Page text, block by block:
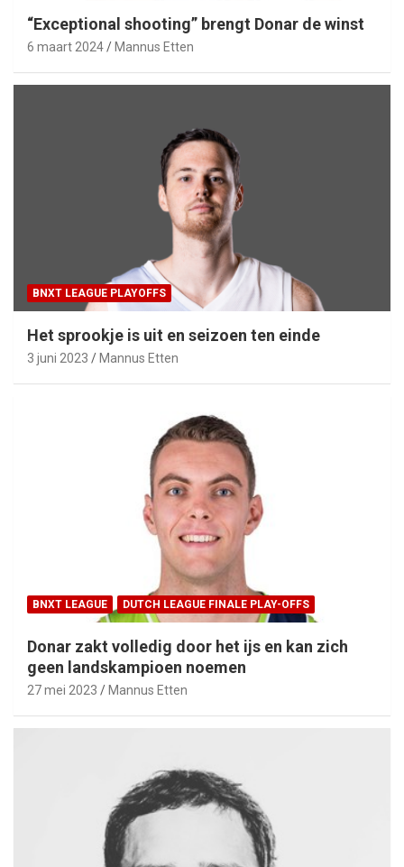
“Exceptional shooting” brengt Donar de winst
6 maart 2024 Mannus Etten
BNXT LEAGUE PLAYOFFS
Het sprookje is uit en seizoen ten einde
3 juni 2023 Mannus Etten
BNXT LEAGUE DUTCH LEAGUE FINALE PLAY-OFFS
Donar zakt volledig door het ijs en kan zich
geen landskampioen noemen
27 mei 2023 Mannus Etten